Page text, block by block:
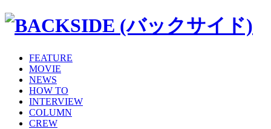
FEATURE
MOVIE
NEWS
HOW TO
INTERVIEW
COLUMN
CREW